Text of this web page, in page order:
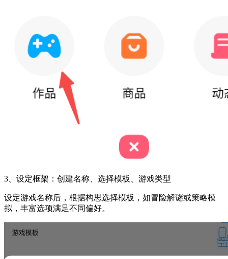
3、设定框架：创建名称、选择模板、游戏类型
设定游戏名称后，根据构思选择模板，如冒险解谜或策略模
拟，丰富选项满足不同偏好。